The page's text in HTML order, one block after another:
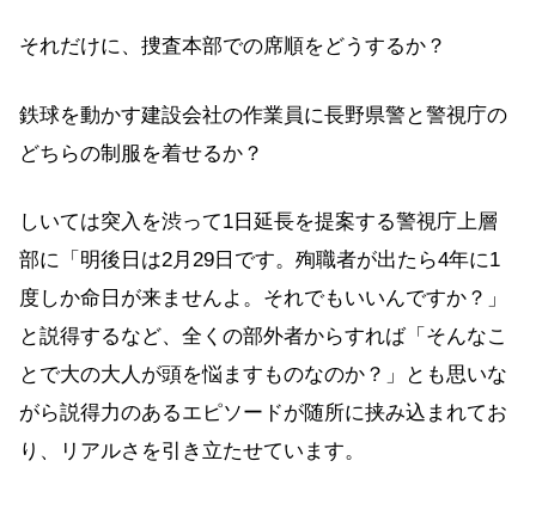
それだけに、捜査本部での席順をどうするか？
鉄球を動かす建設会社の作業員に長野県警と警視庁の
どちらの制服を着せるか？
しいては突入を渋って1日延長を提案する警視庁上層
部に「明後日は2月29日です。殉職者が出たら4年に1
度しか命日が来ませんよ。それでもいいんですか？」
と説得するなど、全くの部外者からすれば「そんなこ
とで大の大人が頭を悩ますものなのか？」とも思いな
がら説得力のあるエピソードが随所に挟み込まれてお
り、リアルさを引き立たせています。